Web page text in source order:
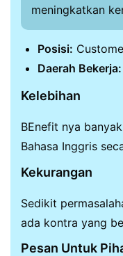
meningkatkan
Posisi:
Daerah Bekerja:
Kelebihan
BEnefit nya
Bahasa Inggris
Kekurangan
Sedikit
ada kontra yang
Pesan Untuk